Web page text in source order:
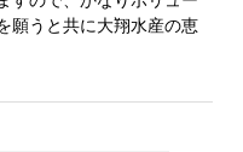
願うと共に大翔水産の恵